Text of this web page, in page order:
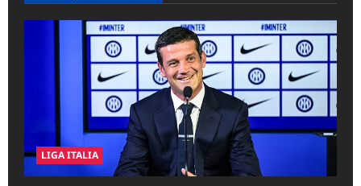
LIGA ITALIA